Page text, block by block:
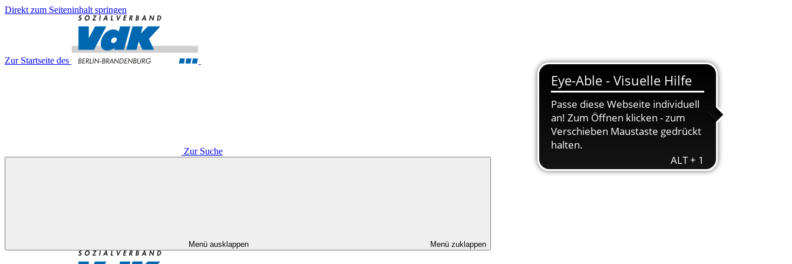
Direkt zum Seiteninhalt springen
Zur Startseite des
Zur Suche
Menü ausklappen Menü zuklappen